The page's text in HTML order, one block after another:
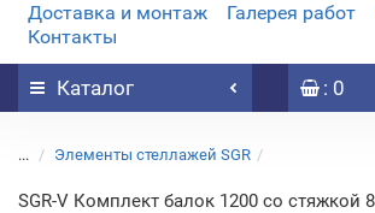
Доставка и монтаж Галерея работ
Контакты
Каталог : 0
... Элементы стеллажей SGR
SGR-V Комплект балок 1200 со стяжкой